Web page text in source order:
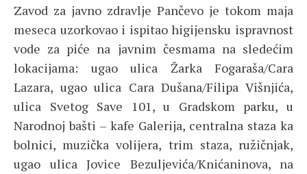
Zavod za javno zdravlje Pančevo je tokom maja
meseca uzorkovao i ispitao higijensku ispravnost
vode za piće na javnim česmama na sledećim
lokacijama: ugao ulica Žarka Fogaraša/Cara
Lazara, ugao ulica Cara Dušana/Filipa Višnjića,
ulica Svetog Save 101, u Gradskom parku, u
Narodnoj bašti – kafe Galerija, centralna staza ka
bolnici, muzička volijera, trim staza, ružičnjak,
ugao ulica Jovice Bezuljevića/Knićaninova, na